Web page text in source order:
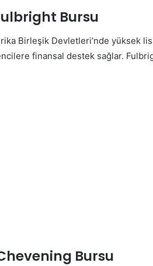
Bursu
Birleşik Devletleri’nde yüksek
finansal destek sağlar.
Bursu